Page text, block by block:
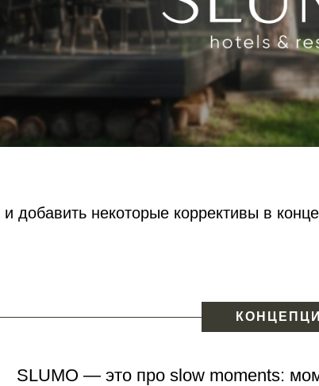
и добавить некоторые коррективы в
SLUMO — это про slow moments: